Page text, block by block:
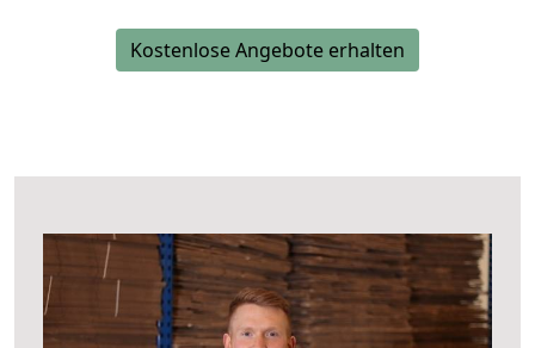
Kostenlose Angebote erhalten